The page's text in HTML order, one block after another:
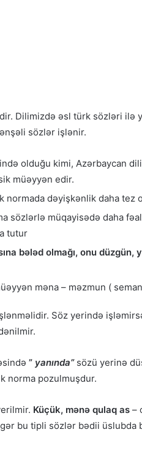
Dilimizdə əsl türk sözləri ilə
sözlər işlənir.
olduğu kimi, Azərbaycan
müəyyən edir.
normada dəyişkənlik daha tez
sözlərlə müqayisədə daha
tutur
bələd olmağı, onu düzgün,
məna – məzmun (
Söz yerində
” yanında” sözü yerinə
norma pozulmuşdur.
Küçük, mənə qulaq as –
bu tipli sözlər bədii üslubda